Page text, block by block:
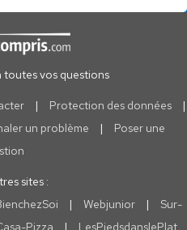
toutes vos questions
| Protection des données
|
un problème |
Poser une
sites :
| Webjunior |
Sur-
Pizza | LesPiedsdanslePlat